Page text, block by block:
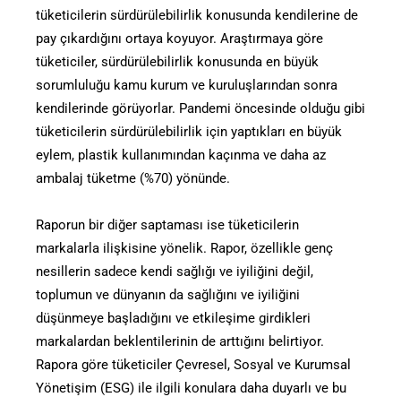
tüketicilerin sürdürülebilirlik konusunda kendilerine de
pay çıkardığını ortaya koyuyor. Araştırmaya göre
tüketiciler, sürdürülebilirlik konusunda en büyük
sorumluluğu kamu kurum ve kuruluşlarından sonra
kendilerinde görüyorlar. Pandemi öncesinde olduğu gibi
tüketicilerin sürdürülebilirlik için yaptıkları en büyük
eylem, plastik kullanımından kaçınma ve daha az
ambalaj tüketme (%70) yönünde.
Raporun bir diğer saptaması ise tüketicilerin
markalarla ilişkisine yönelik. Rapor, özellikle genç
nesillerin sadece kendi sağlığı ve iyiliğini değil,
toplumun ve dünyanın da sağlığını ve iyiliğini
düşünmeye başladığını ve etkileşime girdikleri
markalardan beklentilerinin de arttığını belirtiyor.
Rapora göre tüketiciler Çevresel, Sosyal ve Kurumsal
Yönetişim (ESG) ile ilgili konulara daha duyarlı ve bu